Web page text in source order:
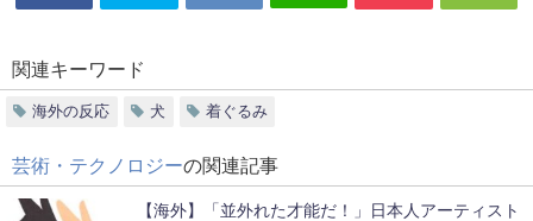
関連キーワード
海外の反応 犬 着ぐるみ
芸術・テクノロジーの関連記事
【海外】「並外れた才能だ！」日本人アーティスト